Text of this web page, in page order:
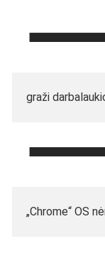
graži
„Chrome“ OS